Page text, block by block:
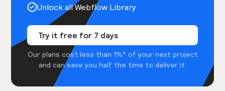
Unlock all Webflow Library
Try it free for 7 days
Our plans cost less than 1%* of your next project
and can save you half the time to deliver it.